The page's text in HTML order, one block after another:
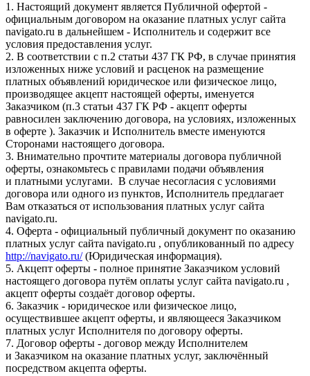
1. Настоящий документ является Публичной офертой -
официальным договором на оказание платных услуг сайта
navigato.ru в дальнейшем - Исполнитель и содержит все
условия предоставления услуг.
2. В соответствии с п.2 статьи 437 ГК РФ, в случае принятия
изложенных ниже условий и расценок на размещение
платных объявлений юридическое или физическое лицо,
производящее акцепт настоящей оферты, именуется
Заказчиком (п.3 статьи 437 ГК РФ - акцепт оферты
равносилен заключению договора, на условиях, изложенных
в оферте ). Заказчик и Исполнитель вместе именуются
Сторонами настоящего договора.
3. Внимательно прочтите материалы договора публичной
оферты, ознакомьтесь с правилами подачи объявления
и платными услугами. В случае несогласия с условиями
договора или одного из пунктов, Исполнитель предлагает
Вам отказаться от использования платных услуг сайта
navigato.ru.
4. Оферта - официальный публичный документ по оказанию
платных услуг сайта navigato.ru , опубликованный по адресу
http://navigato.ru/(Юридическая информация).
5. Акцепт оферты - полное принятие Заказчиком условий
настоящего договора путём оплаты услуг сайта navigato.ru ,
акцепт оферты создаёт договор оферты.
6. Заказчик - юридическое или физическое лицо,
осуществившее акцепт оферты, и являющееся Заказчиком
платных услуг Исполнителя по договору оферты.
7. Договор оферты - договор между Исполнителем
и Заказчиком на оказание платных услуг, заключённый
посредством акцепта оферты.